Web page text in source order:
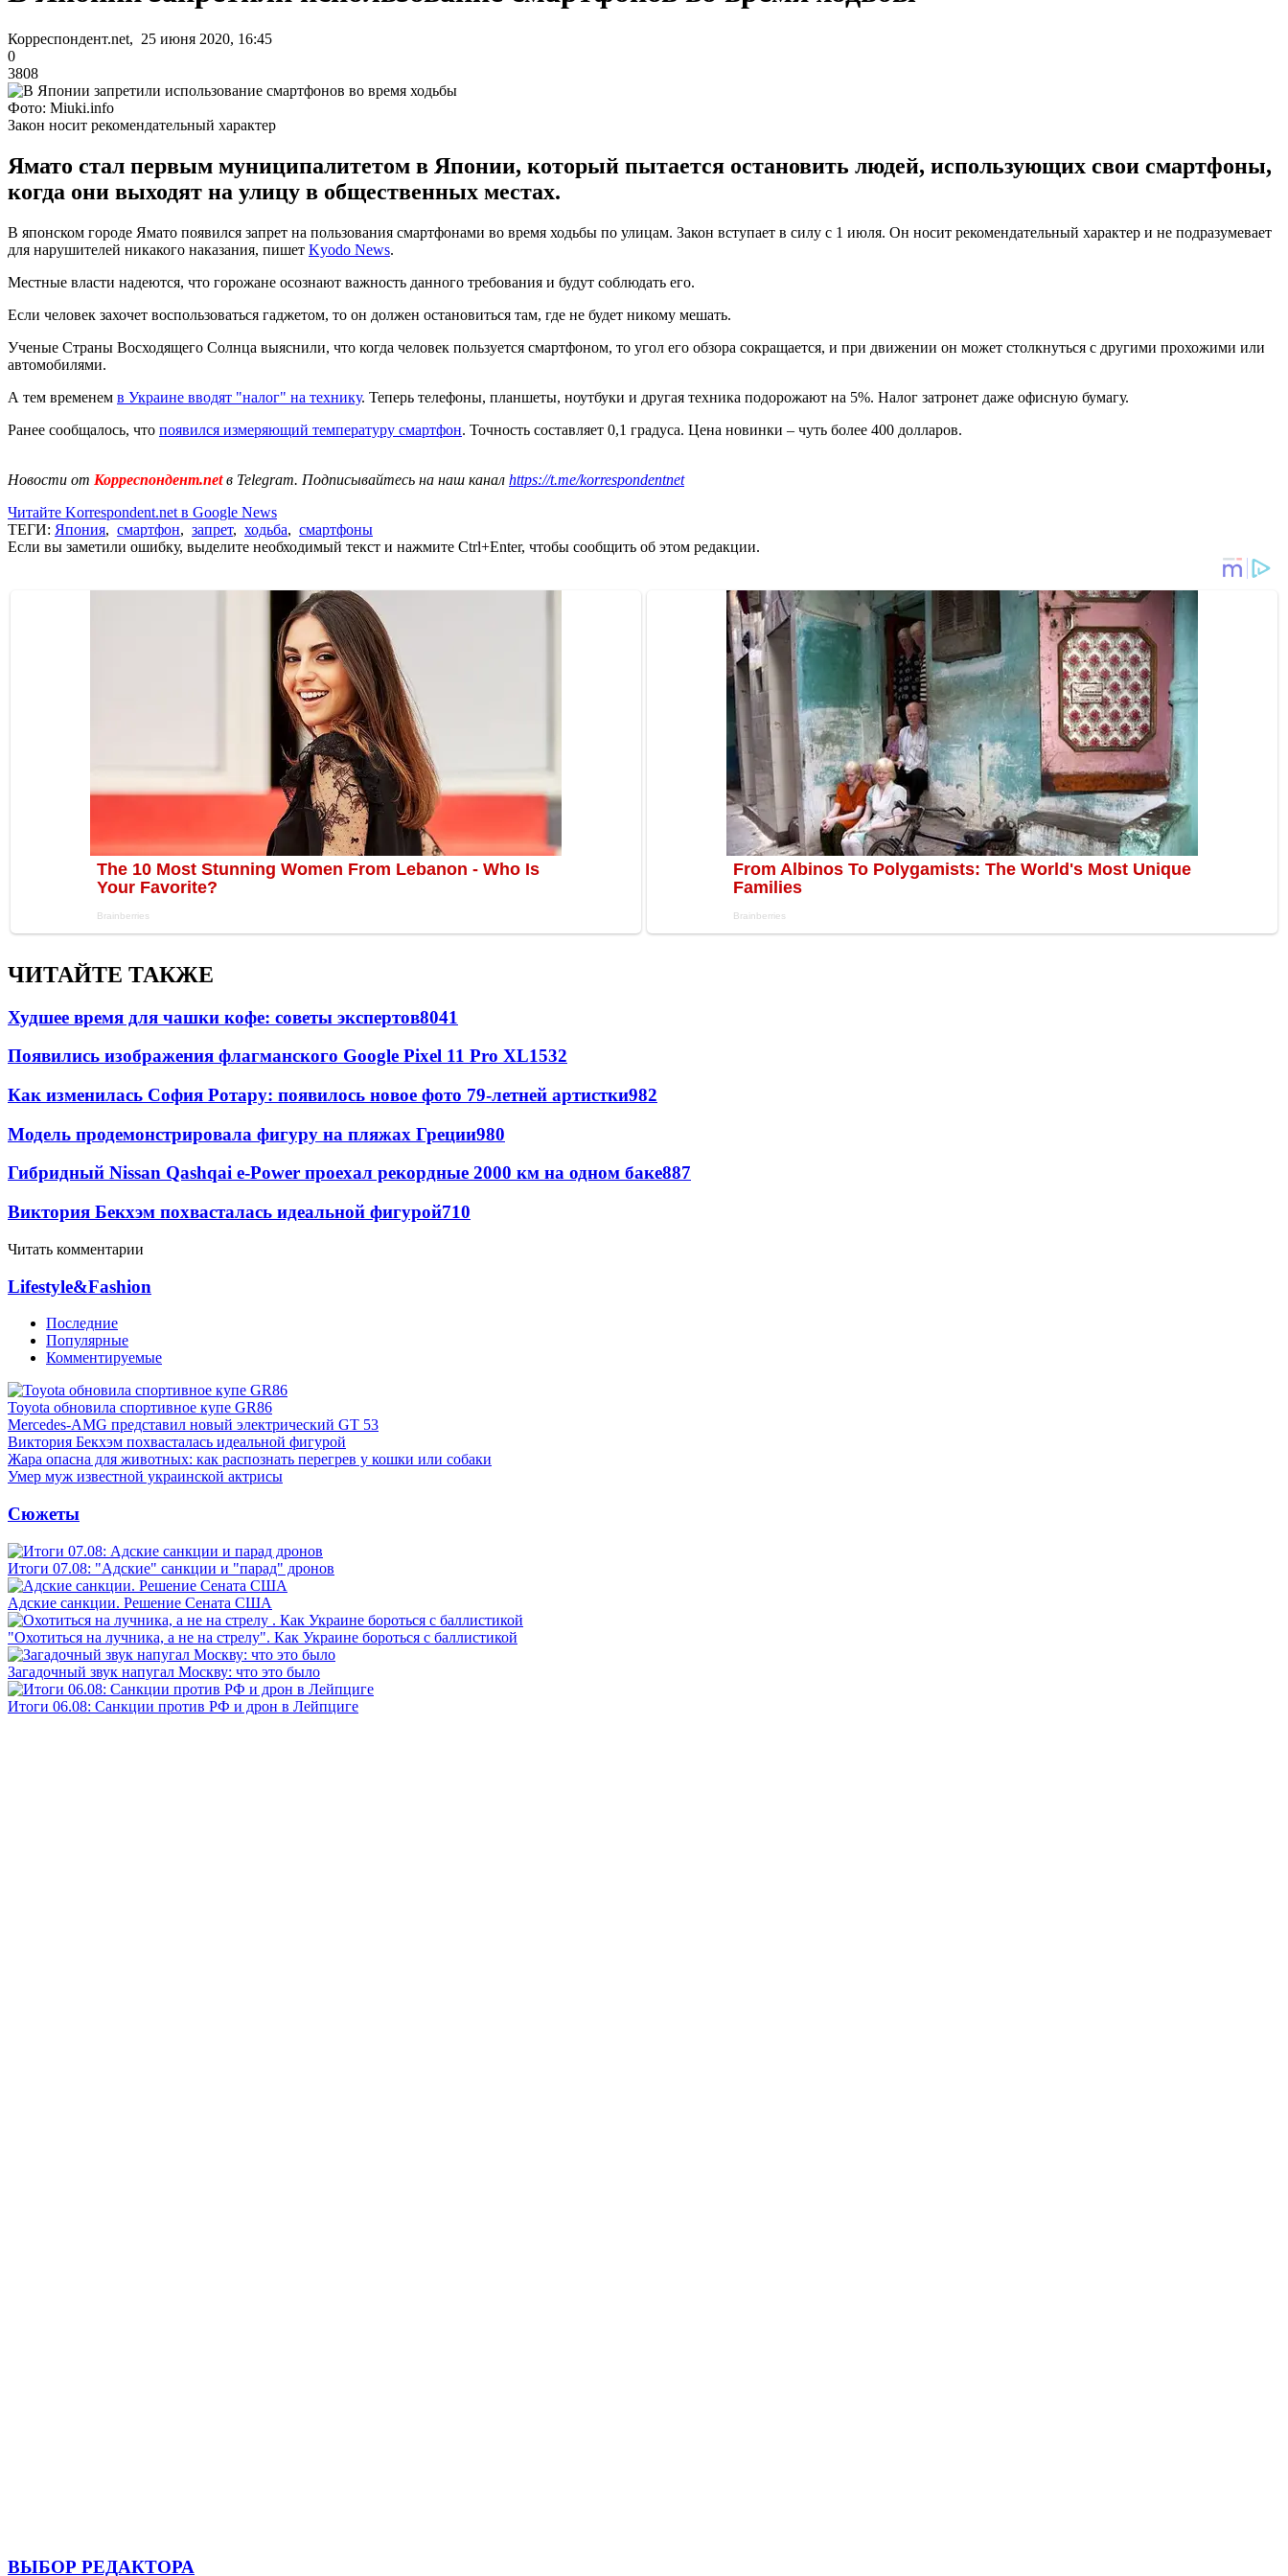
Корреспондент.net, 25 июня 2020, 16:45
0
3808
Фото: Miuki.info
Закон носит рекомендательный характер
Ямато стал первым муниципалитетом в Японии, который пытается остановить людей, использующих свои смартфоны,
когда они выходят на улицу в общественных местах.
В японском городе Ямато появился запрет на пользования смартфонами во время ходьбы по улицам. Закон вступает в силу с 1 июля. Он носит рекомендательный характер и не подразумевает
для нарушителей никакого наказания, пишет Kyodo News.
Местные власти надеются, что горожане осознают важность данного требования и будут соблюдать его.
Если человек захочет воспользоваться гаджетом, то он должен остановиться там, где не будет никому мешать.
Ученые Страны Восходящего Солнца выяснили, что когда человек пользуется смартфоном, то угол его обзора сокращается, и при движении он может столкнуться с другими прохожими или
автомобилями.
А тем временем в Украине вводят "налог" на технику. Теперь телефоны, планшеты, ноутбуки и другая техника подорожают на 5%. Налог затронет даже офисную бумагу.
Ранее сообщалось, что появился измеряющий температуру смартфон. Точность составляет 0,1 градуса. Цена новинки – чуть более 400 долларов.
Новости от Корреспондент.netв Telegram. Подписывайтесь на наш канал https://t.me/korrespondentnet
Читайте Korrespondent.net в Google News
ТЕГИ: Япония, смартфон, запрет, ходьба, смартфоны
Если вы заметили ошибку, выделите необходимый текст и нажмите Ctrl+Enter, чтобы сообщить об этом редакции.
ЧИТАЙТЕ ТАКЖЕ
Худшее время для чашки кофе: советы экспертов8041
Появились изображения флагманского Google Pixel 11 Pro XL1532
Как изменилась София Ротару: появилось новое фото 79-летней артистки982
Модель продемонстрировала фигуру на пляжах Греции980
Гибридный Nissan Qashqai e-Power проехал рекордные 2000 км на одном баке887
Виктория Бекхэм похвасталась идеальной фигурой710
Читать комментарии
Lifestyle&Fashion
Последние
Популярные
Комментируемые
Toyota обновила спортивное купе GR86
Mercedes-AMG представил новый электрический GT 53
Виктория Бекхэм похвасталась идеальной фигурой
Жара опасна для животных: как распознать перегрев у кошки или собаки
Умер муж известной украинской актрисы
Сюжеты
Итоги 07.08: "Адские" санкции и "парад" дронов
Адские санкции. Решение Сената США
"Охотиться на лучника, а не на стрелу". Как Украине бороться с баллистикой
Загадочный звук напугал Москву: что это было
Итоги 06.08: Санкции против РФ и дрон в Лейпциге
ВЫБОР РЕДАКТОРА